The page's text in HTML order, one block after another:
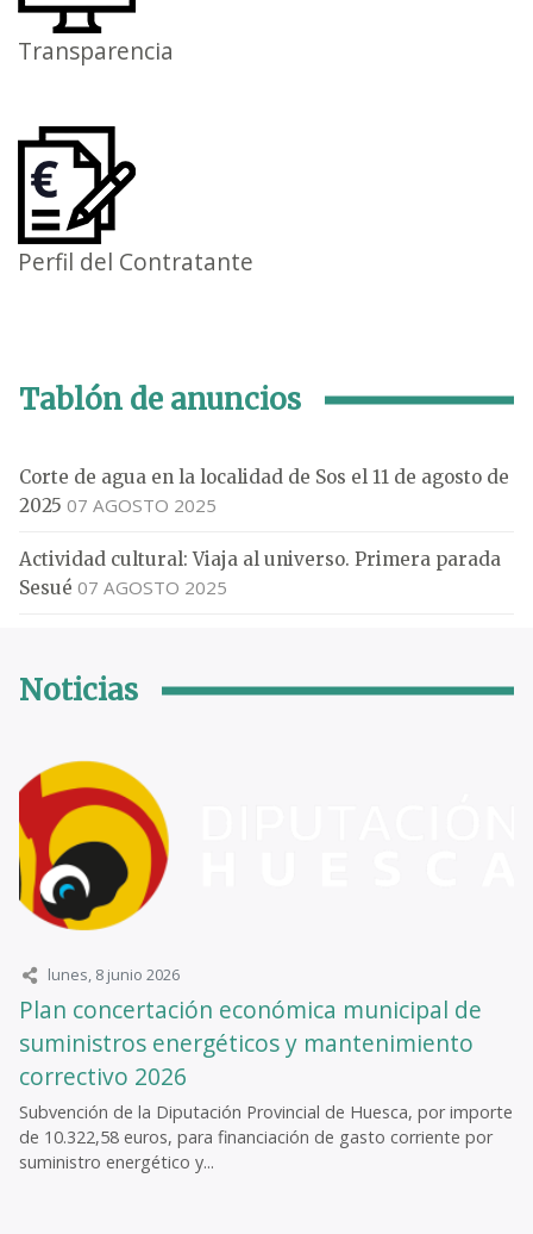
Transparencia
Perfil del Contratante
Tablón de anuncios
Corte de agua en la localidad de Sos el 11 de agosto de
2025 07 AGOSTO 2025
Actividad cultural: Viaja al universo. Primera parada
Sesué 07 AGOSTO 2025
Noticias
lunes, 8 junio 2026
Plan concertación económica municipal de
suministros energéticos y mantenimiento
correctivo 2026
Subvención de la Diputación Provincial de Huesca, por importe
de 10.322,58 euros, para financiación de gasto corriente por
suministro energético y...